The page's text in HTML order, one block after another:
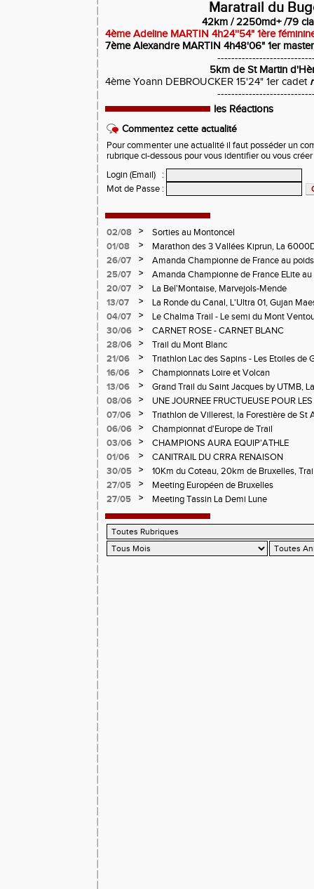
Maratrail du
42km / 2250md+ /79
4ème Adeline MARTIN 4h24''54" 1ère
7ème Alexandre MARTIN 4h48'06" 1er
5km de St Martin
4ème Yoann DEBROUCKER 15'24" 1er cadet
les Réactions
Commentez cette actualité
Pour commenter une actualité il faut posséder un
rubrique ci-dessous pour vous identifier ou vous
Login (Email)
:
Mot de Passe :
02/08 >
Sorties au Montoncel
01/08
>
Marathon des 3 Vallées Kiprun, La
Verticale d'Orcières, St Augustin
26/07 >
Amanda Championne de France au poids
25/07
>
Amanda Championne de France ELite
20/07
>
La Bel'Montaise, Marvejols-Mende
13/07
>
La Ronde du Canal, L'Ultra 01, Gujan
04/07
>
Le Chalma Trail - Le semi du Mont
Cublize - Les Passerelles de Monteynard
Pralognon La Vanoise
30/06 >
CARNET ROSE - CARNET BLANC
28/06
>
Trail du Mont Blanc
21/06
>
Triathlon Lac des Sapins - Les Etoiles de
16/06
>
Championnats Loire et Volcan
13/06
>
Grand Trail du Saint Jacques by UTMB,
d'Andrézieux-Bouthéon
08/06 >
UNE JOURNEE FRUCTUEUSE POUR
CHAMPIONNATS DE LA LOIRE A
07/06 >
Triathlon de Villerest, la Forestière de St
Circuit de la Sure, Tour du Pays Roannais
06/06 >
Championnat d'Europe de Trail
03/06
>
CHAMPIONS AURA EQUIP'ATHLE
01/06
>
CANITRAIL DU CRRA RENAISON
30/05
>
10Km du Coteau, 20km de Bruxelles,
Pilatrail
27/05 >
Meeting Européen de Bruxelles
27/05
> Meeting Tassin La Demi Lune